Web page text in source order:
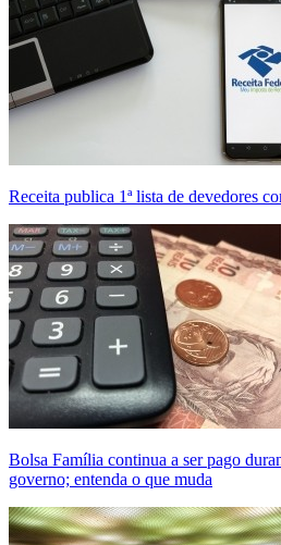
Receita publica 1ª lista de devedores
Bolsa Família continua a ser pago
governo; entenda o que muda